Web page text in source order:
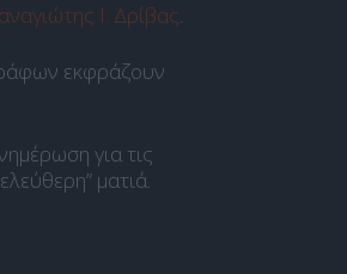
Ι. Δρίβας.
εκφράζουν
για τις
ματιά.